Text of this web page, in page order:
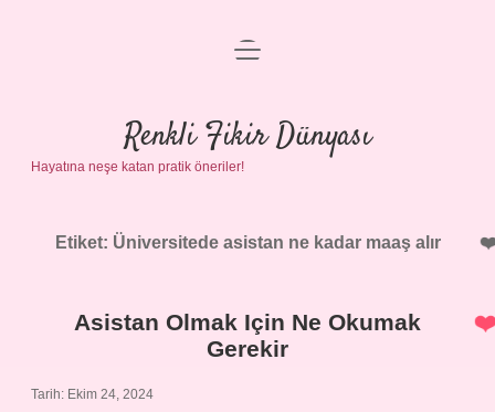
Anasayfa
Gizlilik Politikası
Yasal Uyarı
menüyü
Renkli Fikir Dünyası
Hayatına neşe katan pratik öneriler!
Etiket: Üniversitede asistan ne kadar maaş alır
Asistan Olmak Için Ne Okumak
Gerekir
Tarih: Ekim 24, 2024